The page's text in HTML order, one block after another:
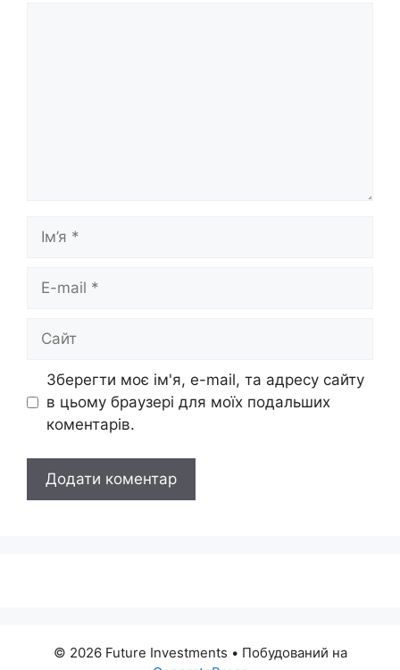
mail
Зберегти моє ім'я, e-mail, та адресу сайту
в цьому браузері для моїх подальших
коментарів.
© 2026 Future Investments • Побудований на